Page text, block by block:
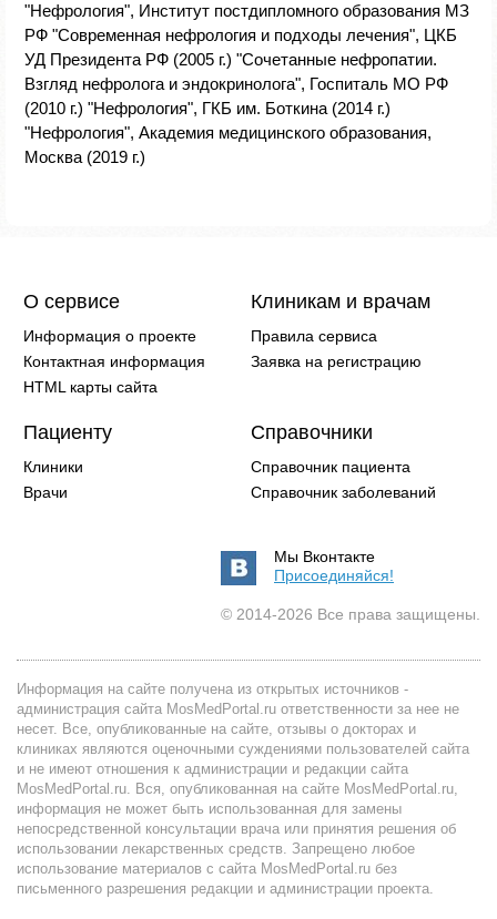
"Нефрология", Институт постдипломного образования МЗ
РФ "Современная нефрология и подходы лечения", ЦКБ
УД Президента РФ (2005 г.) "Сочетанные нефропатии.
Взгляд нефролога и эндокринолога", Госпиталь МО РФ
(2010 г.) "Нефрология", ГКБ им. Боткина (2014 г.)
"Нефрология", Академия медицинского образования,
Москва (2019 г.)
О сервисе
Информация о проекте
Контактная информация
HTML карты сайта
Клиникам и врачам
Правила сервиса
Заявка на регистрацию
Пациенту
Клиники
Врачи
Справочники
Справочник пациента
Справочник заболеваний
Мы Вконтакте
Присоединяйся!
© 2014-2026 Все права защищены.
Информация на сайте получена из открытых источников -
администрация сайта MosMedPortal.ru ответственности за нее не
несет. Все, опубликованные на сайте, отзывы о докторах и
клиниках являются оценочными суждениями пользователей сайта
и не имеют отношения к администрации и редакции сайта
MosMedPortal.ru. Вся, опубликованная на сайте MosMedPortal.ru,
информация не может быть использованная для замены
непосредственной консультации врача или принятия решения об
использовании лекарственных средств. Запрещено любое
использование материалов с сайта MosMedPortal.ru без
письменного разрешения редакции и администрации проекта.